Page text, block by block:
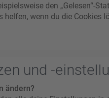
den „Gelesen“-
helfen, wenn du die Cookies
und -
ändern?